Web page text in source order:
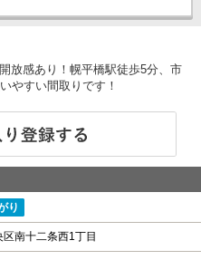
放感あり！幌平橋駅徒歩5分、市
やすい間取りです！
り
南十二条西1丁目